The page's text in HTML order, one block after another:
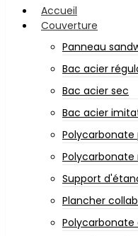
Accueil
Couverture
Panneau
Bac acier
Bac acier sec
Bac acier
Polycarbonate
Polycarbonate
Support
Plancher
Polycarbonate